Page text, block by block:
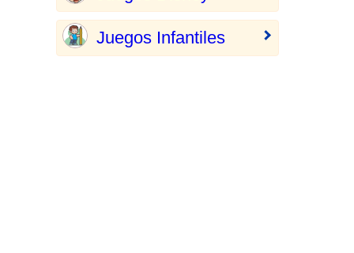
Juegos Infantiles